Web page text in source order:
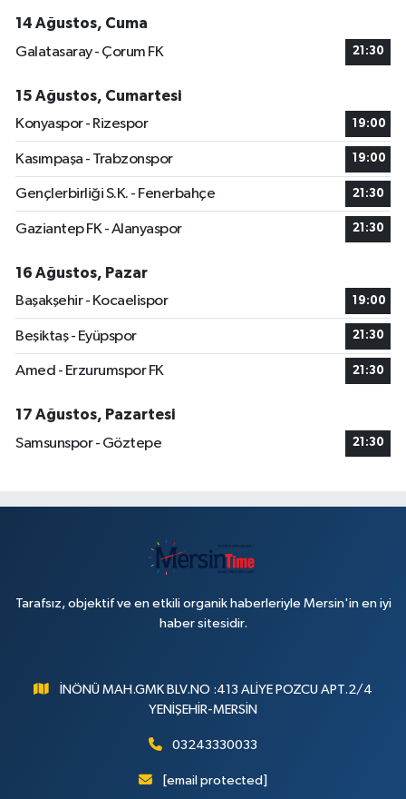
14 Ağustos, Cuma
Galatasaray - Çorum FK
21:30
15 Ağustos, Cumartesi
Konyaspor - Rizespor
19:00
Kasımpaşa - Trabzonspor 19:00
Gençlerbirliği S.K. - Fenerbahçe 21:30
Gaziantep FK - Alanyaspor 21:30
16 Ağustos, Pazar
Başakşehir - Kocaelispor
19:00
Beşiktaş - Eyüpspor 21:30
Amed - Erzurumspor FK 21:30
17 Ağustos, Pazartesi
Samsunspor - Göztepe
21:30
Tarafsız, objektif ve en etkili organik haberleriyle Mersin'in en iyi
haber sitesidir.
İNÖNÜ MAH.GMK BLV.NO :413 ALİYE POZCU APT.2/4
YENİŞEHİR-MERSİN
03243330033
[email protected]